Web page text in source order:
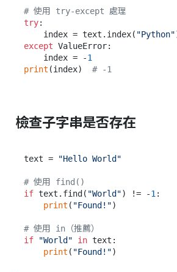
# 使用 try-except 處理
try:
    index = text.index(
"Python"
except ValueError:
    index = -
1
print (index) # -1
檢查子字串是否存在
text = "Hello World"
# 使用 find()
if text.find( "World") != -1:
print ( "Found!")
# 使用 in（推薦）
if
"World" in text:
print ( "Found!"